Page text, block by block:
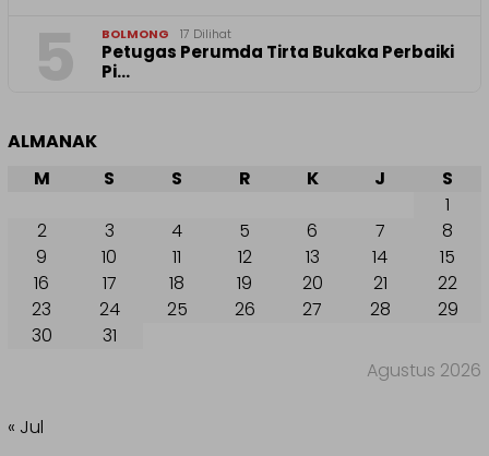
BOLMONG 17 Dilihat
Petugas Perumda Tirta Bukaka Perbaiki
Pi…
ALMANAK
Agustus 2026
M S S R K J
S
1
2
3 4 5 6 7
8
9
10 11 12 13 14
15
16
17 18 19 20 21
22
23
24 25 26 27 28
29
30
31
« Jul